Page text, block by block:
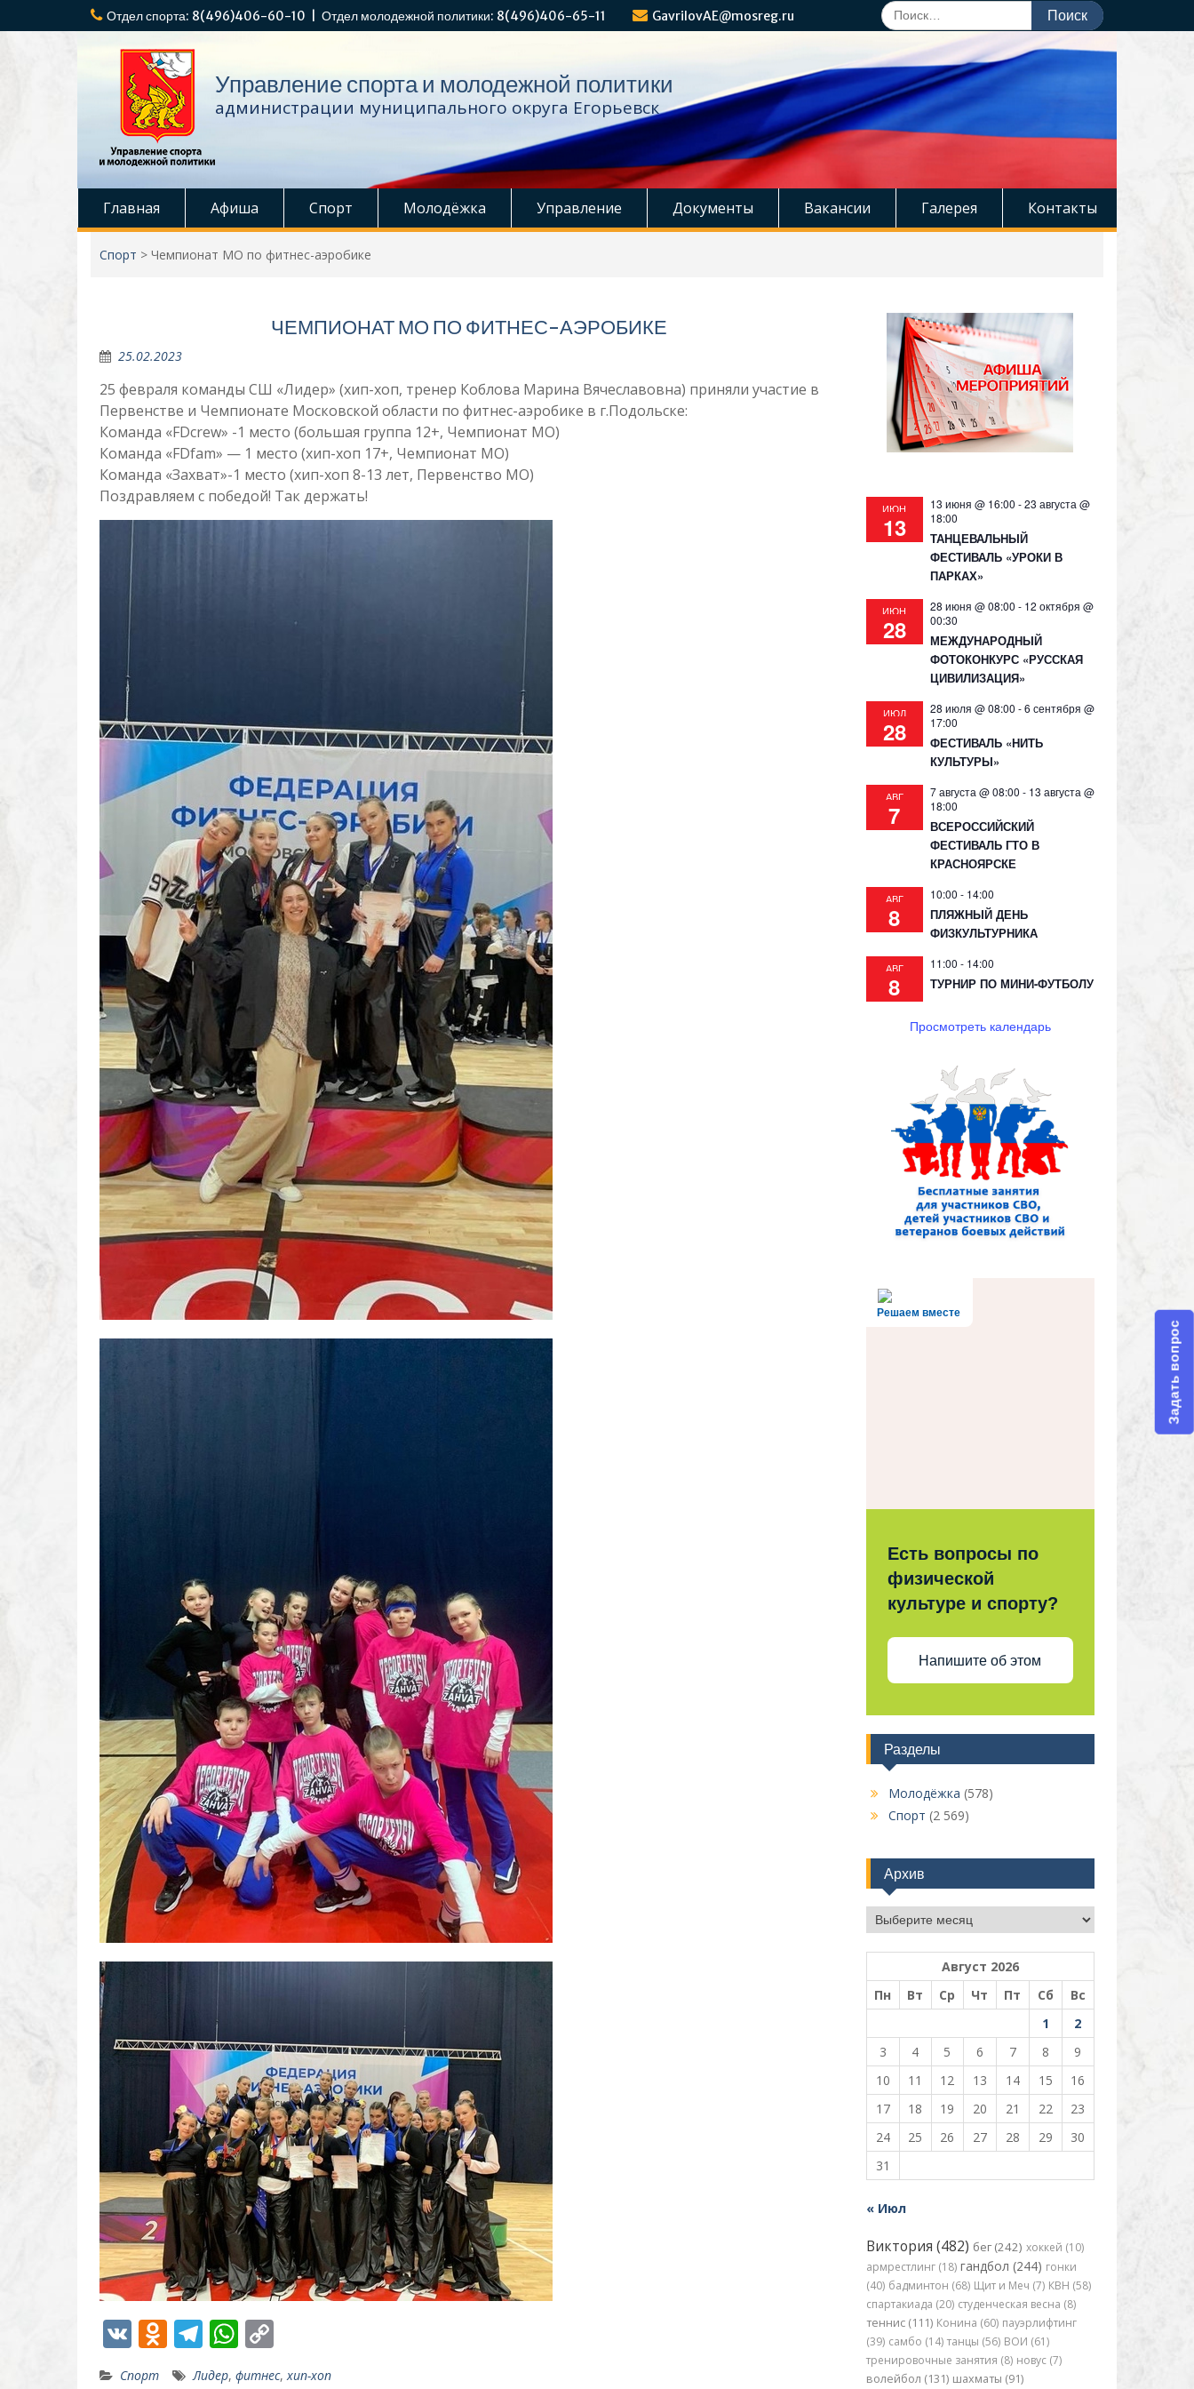
к
Отдел спорта: 8(496)406-60-10 | Отдел молодежной политики: 8(496)406-65-11 GavrilovAE@mosreg.ru
Поиск
по:
Управление спорта и молодежной политики
администрации муниципального округа Егорьевск
Главная Афиша Спорт Молодёжка Управление Документы Вакансии Галерея Контакты
Спорт > Чемпионат МО по фитнес-аэробике
ЧЕМПИОНАТ МО ПО ФИТНЕС-АЭРОБИКЕ
25.02.2023
25 февраля команды СШ «Лидер» (хип-хоп, тренер Коблова Марина Вячеславовна) приняли участие в
Первенстве и Чемпионате Московской области по фитнес-аэробике в г.Подольске:
Команда «FDcrew» -1 место (большая группа 12+, Чемпионат МО)
Команда «FDfam» — 1 место (хип-хоп 17+, Чемпионат МО)
Команда «Захват»-1 место (хип-хоп 8-13 лет, Первенство МО)
Поздравляем с победой! Так держать!
V O
d
T
el
W
h
Спорт Лидер, фитнес,хип-хоп
ИЮН
13
13 июня @ 16:00 -23 августа @
18:00
ТАНЦЕВАЛЬНЫЙ
ФЕСТИВАЛЬ «УРОКИ В
ПАРКАХ»
ИЮН
28
28 июня @ 08:00 - 12 октября @
00:30
МЕЖДУНАРОДНЫЙ
ФОТОКОНКУРС «РУССКАЯ
ЦИВИЛИЗАЦИЯ»
ИЮЛ
28
28 июля @ 08:00 -6 сентября @
17:00
ФЕСТИВАЛЬ «НИТЬ
КУЛЬТУРЫ»
АВГ
7
7 августа @ 08:00 - 13 августа @
18:00
ВСЕРОССИЙСКИЙ
ФЕСТИВАЛЬ ГТО В
КРАСНОЯРСКЕ
АВГ
8
10:00 - 14:00
ПЛЯЖНЫЙ ДЕНЬ
ФИЗКУЛЬТУРНИКА
АВГ
8
11:00 - 14:00
ТУРНИР ПО МИНИ-ФУТБОЛУ
Просмотреть календарь
Решаем вместе
Есть вопросы по
физической
культуре и спорту?
Напишите об этом
Разделы
Молодёжка (578)
Спорт (2 569)
Архив
Архив
Август 2026
Пн
Вт Ср Чт Пт Сб
Вс
1
2
3
4 5 6 7 8
9
10
11 12 13 14 15
16
17
18 19 20 21 22
23
24
25 26 27 28 29
30
31
« Июл
Виктория (482) бег (242) хоккей (10)
армрестлинг (18) гандбол (244) гонки
(40) бадминтон (68) Щит и Меч (7) КВН (58)
спартакиада (20) студенческая весна (8)
теннис (111) Конина (60) пауэрлифтинг
(39) самбо (14) танцы (56) ВОИ (61)
тренировочные занятия (8) новус (7)
волейбол (131) шахматы (91)
Задать вопрос